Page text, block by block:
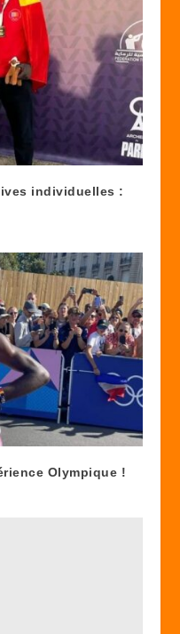
individuelles :
Olympique !